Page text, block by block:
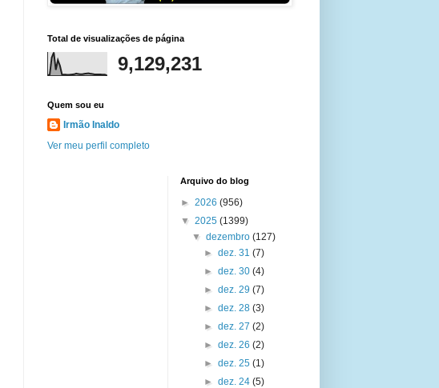
Total de visualizações de página
9,129,231
Quem sou eu
Irmão Inaldo
Ver meu perfil completo
Arquivo do blog
► 2026 (956)
▼ 2025 (1399)
▼dezembro(127)
► dez. 31 (7)
► dez. 30 (4)
► dez. 29 (7)
► dez. 28 (3)
► dez. 27 (2)
► dez. 26 (2)
► dez. 25 (1)
► dez. 24 (5)